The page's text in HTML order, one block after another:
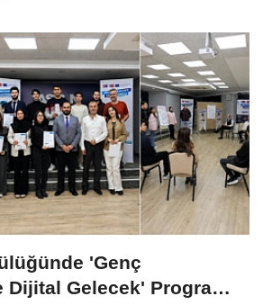
'Genç
Gelecek' Programı